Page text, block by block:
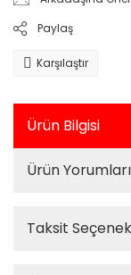
Paylaş
Karşılaştır
Ürün Bilgisi
Ürün Yorumları
Taksit